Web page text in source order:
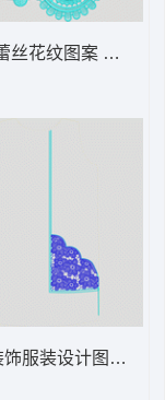
丝花纹图案 水溶满
饰服装设计图 水溶